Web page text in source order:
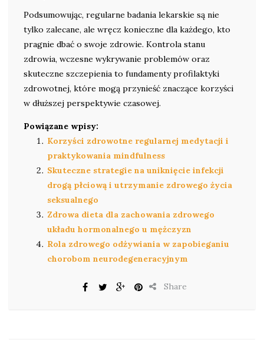
Podsumowując, regularne badania lekarskie są nie
tylko zalecane, ale wręcz konieczne dla każdego, kto
pragnie dbać o swoje zdrowie. Kontrola stanu
zdrowia, wczesne wykrywanie problemów oraz
skuteczne szczepienia to fundamenty profilaktyki
zdrowotnej, które mogą przynieść znaczące korzyści
w dłuższej perspektywie czasowej.
Powiązane wpisy:
Korzyści zdrowotne regularnej medytacji i
praktykowania mindfulness
Skuteczne strategie na uniknięcie infekcji
drogą płciową i utrzymanie zdrowego życia
seksualnego
Zdrowa dieta dla zachowania zdrowego
układu hormonalnego u mężczyzn
Rola zdrowego odżywiania w zapobieganiu
chorobom neurodegeneracyjnym
Share